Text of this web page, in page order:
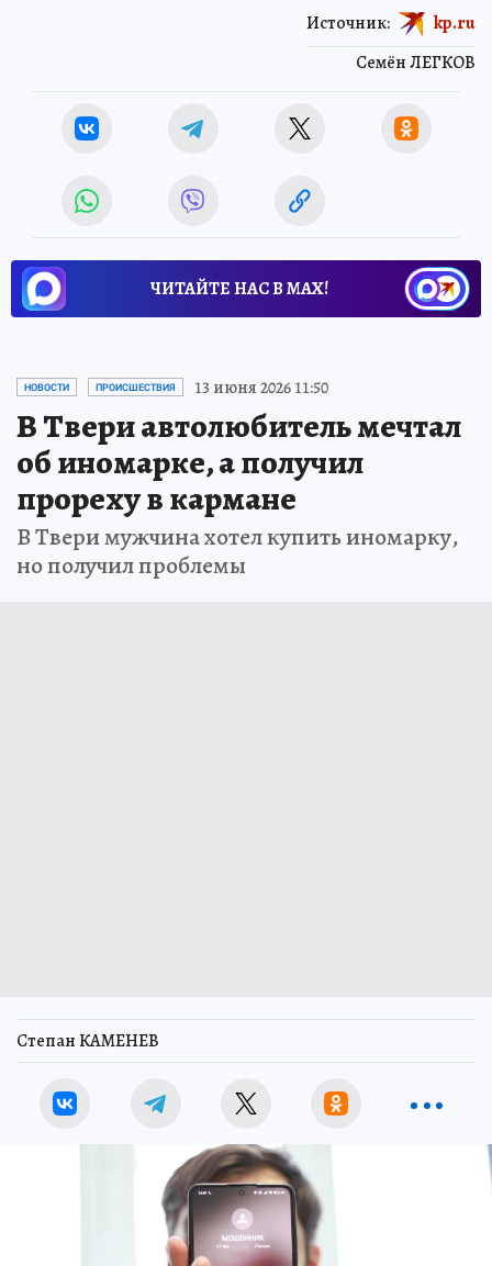
Семён ЛЕГКОВ
Источник: kp.ru
ЧИТАЙТЕ НАС В МАХ!
НОВОСТИ ПРОИСШЕСТВИЯ 13 июня 2026 11:50
В Твери автолюбитель мечтал
об иномарке, а получил
прореху в кармане
В Твери мужчина хотел купить иномарку,
но получил проблемы
Степан КАМЕНЕВ